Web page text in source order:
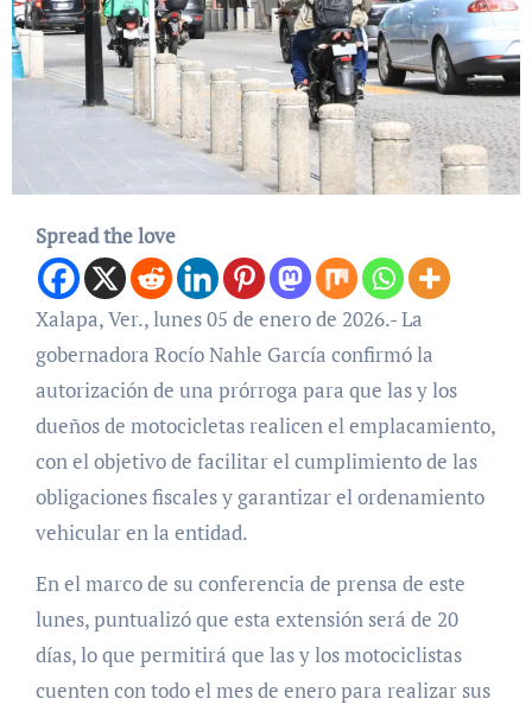
Spread the love
Xalapa, Ver., lunes 05 de enero de 2026.- La
gobernadora Rocío Nahle García confirmó la
autorización de una prórroga para que las y los
dueños de motocicletas realicen el emplacamiento,
con el objetivo de facilitar el cumplimiento de las
obligaciones fiscales y garantizar el ordenamiento
vehicular en la entidad.
En el marco de su conferencia de prensa de este
lunes, puntualizó que esta extensión será de 20
días, lo que permitirá que las y los motociclistas
cuenten con todo el mes de enero para realizar sus